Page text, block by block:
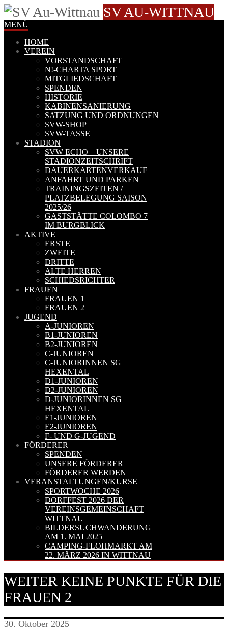
SV AU-WITTNAU
MENÜ
HOME
VEREIN
VORSTANDSCHAFT
N!-CHARTA SPORT
MITGLIEDSCHAFT
SPENDEN
HISTORIE
KABINENSANIERUNG
SATZUNG UND ORDNUNGEN
SVW-SHOP
SVW-TASSE
STADION
SVW ECHO – UNSERE
STADIONZEITSCHRIFT
DAUERKARTENVERKAUF
ANFAHRT UND PARKEN
TRAININGSZEITEN /
PLATZBELEGUNG SAISON
2025/26
GASTSTÄTTE COLOMBO 7
IM BURGBLICK
AKTIVE
ERSTE
ZWEITE
DRITTE
ALTE HERREN
SCHIEDSRICHTER
FRAUEN
FRAUEN 1
FRAUEN 2
JUGEND
A-JUNIOREN
B1-JUNIOREN
B2-JUNIOREN
C-JUNIOREN
C-JUNIORINNEN SG
HEXENTAL
D1-JUNIOREN
D2-JUNIOREN
D-JUNIORINNEN SG
HEXENTAL
E1-JUNIOREN
E2-JUNIOREN
F- UND G-JUGEND
FÖRDERER
SPENDEN
UNSERE FÖRDERER
FÖRDERER WERDEN
VERANSTALTUNGEN/KURSE
SPORTWOCHE 2026
DORFFEST 2026 DER
VEREINSGEMEINSCHAFT
WITTNAU
BILDERSUCHWANDERUNG
AM 1. MAI 2025
CAMPING-FLOHMARKT AM
22. MÄRZ 2026 IN WITTNAU
WEITER KEINE PUNKTE FÜR DIE
FRAUEN 2
30. Oktober 2025